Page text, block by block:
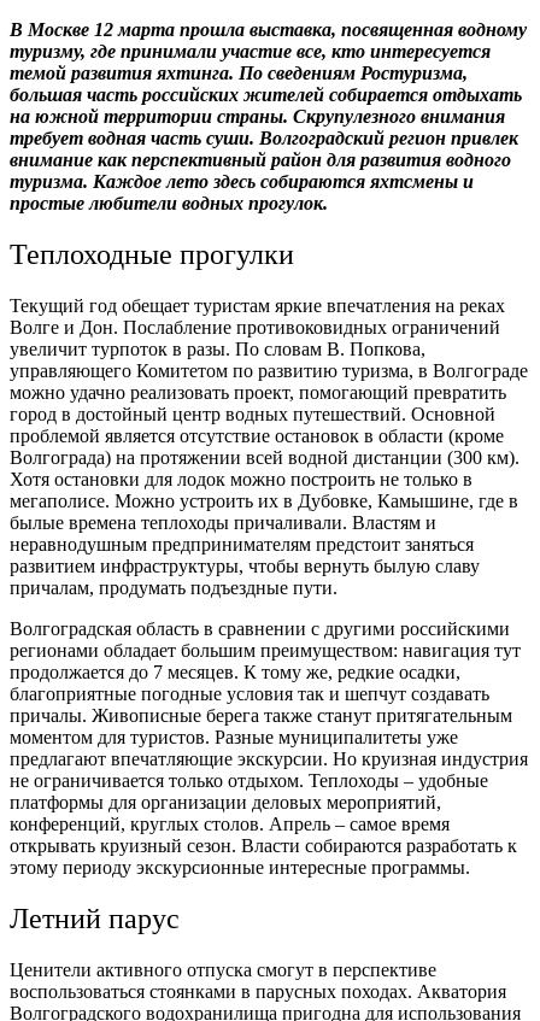
В Москве 12 марта прошла выставка, посвященная водному
туризму, где принимали участие все, кто интересуется
темой развития яхтинга. По сведениям Ростуризма,
большая часть российских жителей собирается отдыхать
на южной территории страны. Скрупулезного внимания
требует водная часть суши. Волгоградский регион привлек
внимание как перспективный район для развития водного
туризма. Каждое лето здесь собираются яхтсмены и
простые любители водных прогулок.
Теплоходные прогулки
Текущий год обещает туристам яркие впечатления на реках
Волге и Дон. Послабление противоковидных ограничений
увеличит турпоток в разы. По словам В. Попкова,
управляющего Комитетом по развитию туризма, в Волгограде
можно удачно реализовать проект, помогающий превратить
город в достойный центр водных путешествий. Основной
проблемой является отсутствие остановок в области (кроме
Волгограда) на протяжении всей водной дистанции (300 км).
Хотя остановки для лодок можно построить не только в
мегаполисе. Можно устроить их в Дубовке, Камышине, где в
былые времена теплоходы причаливали. Властям и
неравнодушным предпринимателям предстоит заняться
развитием инфраструктуры, чтобы вернуть былую славу
причалам, продумать подъездные пути.
Волгоградская область в сравнении с другими российскими
регионами обладает большим преимуществом: навигация тут
продолжается до 7 месяцев. К тому же, редкие осадки,
благоприятные погодные условия так и шепчут создавать
причалы. Живописные берега также станут притягательным
моментом для туристов. Разные муниципалитеты уже
предлагают впечатляющие экскурсии. Но круизная индустрия
не ограничивается только отдыхом. Теплоходы – удобные
платформы для организации деловых мероприятий,
конференций, круглых столов. Апрель – самое время
открывать круизный сезон. Власти собираются разработать к
этому периоду экскурсионные интересные программы.
Летний парус
Ценители активного отпуска смогут в перспективе
воспользоваться стоянками в парусных походах. Акватория
Волгоградского водохранилища пригодна для использования